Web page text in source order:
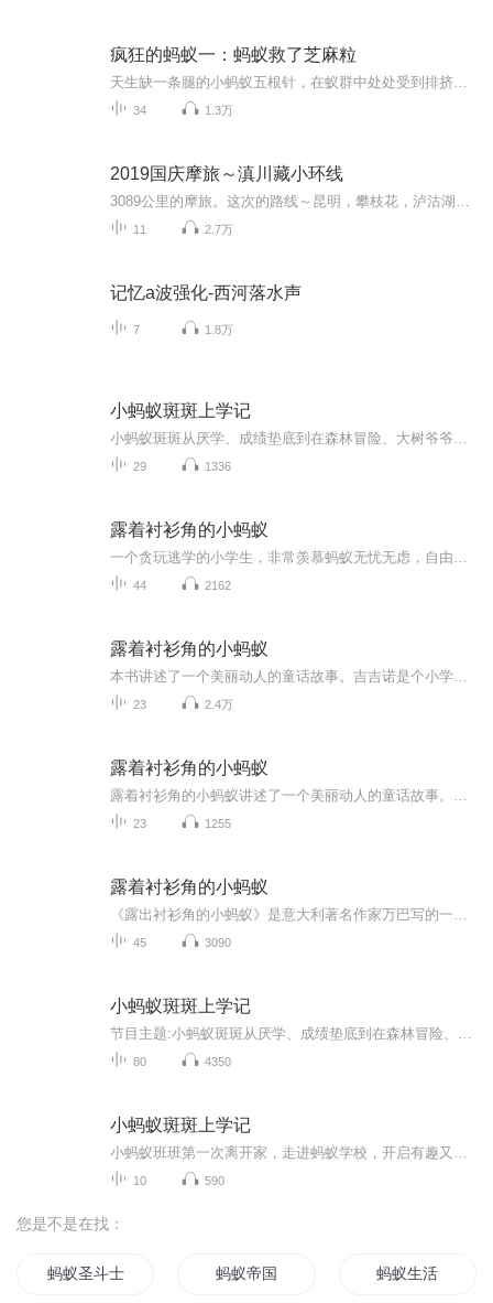
疯狂的蚂蚁一：蚂蚁救了芝麻粒
34 1.3万
2019国庆摩旅～滇川藏小环线
11 2.7万
记忆a波强化-西河落水声
7 1.8万
小蚂蚁斑斑上学记
29 1336
露着衬衫角的小蚂蚁
44 2162
露着衬衫角的小蚂蚁
23 2.4万
露着衬衫角的小蚂蚁
23 1255
露着衬衫角的小蚂蚁
45 3090
小蚂蚁斑斑上学记
80 4350
小蚂蚁斑斑上学记
10 590
您是不是在找：
蚂蚁圣斗士 蚂蚁帝国 蚂蚁生活